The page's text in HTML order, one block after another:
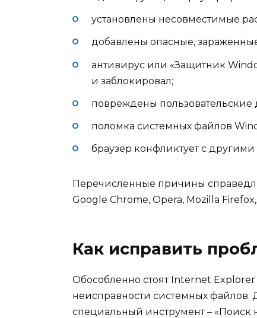
установлены несовместимые
добавлены опасные,
антивирус или «Защитник
и заблокировал;
повреждены пользовательские
поломка системных файлов
браузер конфликтует с
Перечисленные причины
Google Chrome, Opera, Mozilla
Как исправить
Обособленно стоят Internet
неисправности системных файлов.
специальный инструмент – «Поиск